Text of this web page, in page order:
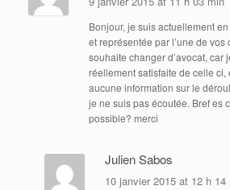
Bonjour, je suis actuellement
et représentée par l’une de vos
souhaite changer d’avocat, car
réellement satisfaite de celle ci,
aucune information sur le
je ne suis pas écoutée. Bref es
possible? merci
Julien Sabos
10 janvier 2015 at 12 h 14